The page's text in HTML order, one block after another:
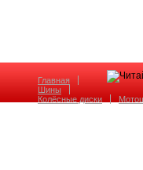
Главная
Шины
Колёсные диски